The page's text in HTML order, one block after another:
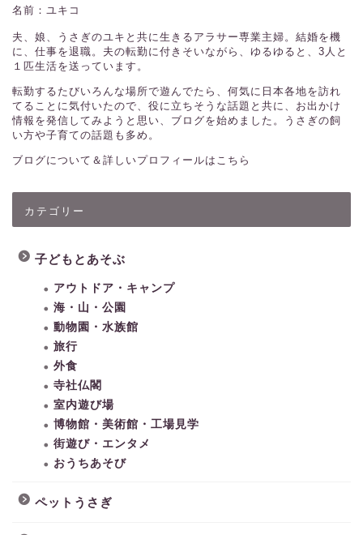
名前：ユキコ
夫、娘、うさぎのユキと共に生きるアラサー専業主婦。結婚を機
に、仕事を退職。夫の転勤に付きそいながら、ゆるゆると、3人と
１匹生活を送っています。
転勤するたびいろんな場所で遊んでたら、何気に日本各地を訪れ
てることに気付いたので、役に立ちそうな話題と共に、お出かけ
情報を発信してみようと思い、ブログを始めました。うさぎの飼
い方や子育ての話題も多め。
ブログについて＆詳しいプロフィールはこちら
カテゴリー
子どもとあそぶ
アウトドア・キャンプ
海・山・公園
動物園・水族館
旅行
外食
寺社仏閣
室内遊び場
博物館・美術館・工場見学
街遊び・エンタメ
おうちあそび
ペットうさぎ